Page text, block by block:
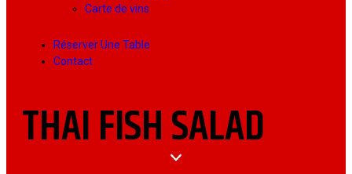
Carte de vins
Réserver Une Table
Contact
THAI FISH SALAD